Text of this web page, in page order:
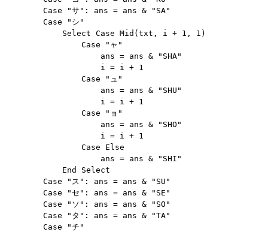
        Case "サ": ans = ans & "SA"
        Case "シ"
            Select Case Mid(txt, i + 1, 1)
                Case "ャ"
                    ans = ans & "SHA"
                    i = i + 1
                Case "ュ"
                    ans = ans & "SHU"
                    i = i + 1
                Case "ョ"
                    ans = ans & "SHO"
                    i = i + 1
                Case Else
                    ans = ans & "SHI"
            End Select
        Case "ス": ans = ans & "SU"
        Case "セ": ans = ans & "SE"
        Case "ソ": ans = ans & "SO"
        Case "タ": ans = ans & "TA"
        Case "チ"